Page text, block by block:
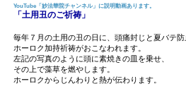
YouTube「妙法華院チャンネル」に説明動画あります。
「土用丑のご祈祷」
毎年７月の土用の丑の日に、頭痛封じと夏バテ防
ホーロク加持祈祷がおこなわれます。
左記の写真のように頭に素焼きの皿を乗せ、
その上で藻草を燃やします。
ホーロクからじんわりと熱が伝わります。